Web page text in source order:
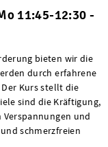
11:45-12:30 -
bieten wir die
durch erfahrene
Kurs stellt die
sind die Kräftigung,
und
schmerzfreien